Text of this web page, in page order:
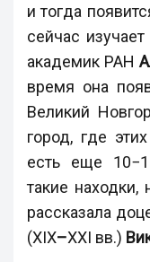
и тогда
сейчас изучает
академик РАН
время она
Великий
город, где
есть еще 10−
такие находки,
рассказала
(XIX–XXI вв.)